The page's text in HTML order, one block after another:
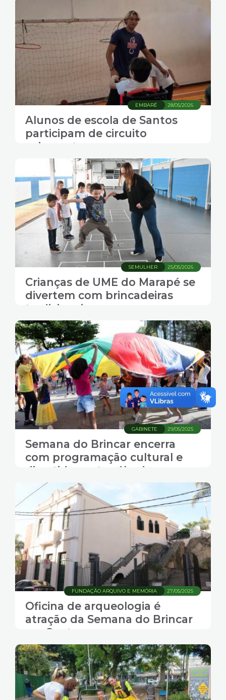
28/05/2026
EMBARÉ
Alunos de escola de Santos
participam de circuito
psicomotor
25/05/2026
SEMULHER
Crianças de UME do Marapé se
divertem com brincadeiras
tradicionais
29/05/2025
GABINETE
Semana do Brincar encerra
com programação cultural e
divertida neste sábado
27/05/2025
FUNDAÇÃO ARQUIVO E MEMÓRIA
Oficina de arqueologia é
atração da Semana do Brincar
em Santos